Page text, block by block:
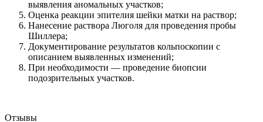
выявления аномальных участков;
Оценка реакции эпителия шейки матки на раствор;
Нанесение раствора Люголя для проведения пробы
Шиллера;
Документирование результатов кольпоскопии с
описанием выявленных изменений;
При необходимости — проведение биопсии
подозрительных участков.
Отзывы